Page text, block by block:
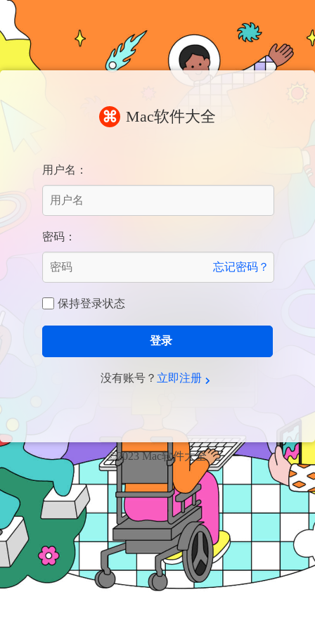
⌘ Mac软件大全
用户名：
密码：
忘记密码？
保持登录状态
登录
没有账号？ 立即注册
©2023 Mac软件大全